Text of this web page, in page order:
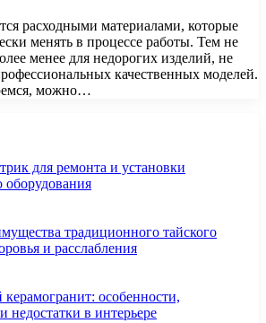
расходными материалами, которые
менять в процессе работы. Тем не
менее для недорогих изделий, не
качественных моделей.
можно…
для ремонта и установки
оборудования
традиционного тайского
и расслабления
особенности,
недостатки в интерьере